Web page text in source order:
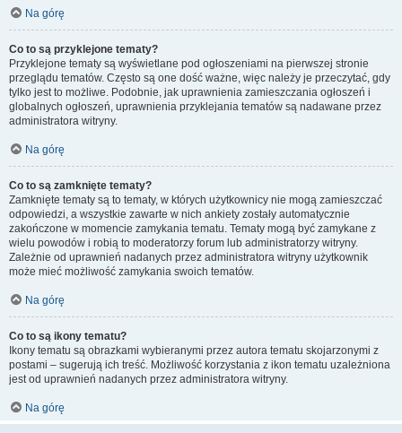
Na górę
Co to są przyklejone tematy?
Przyklejone tematy są wyświetlane pod ogłoszeniami na pierwszej stronie
przeglądu tematów. Często są one dość ważne, więc należy je przeczytać, gdy
tylko jest to możliwe. Podobnie, jak uprawnienia zamieszczania ogłoszeń i
globalnych ogłoszeń, uprawnienia przyklejania tematów są nadawane przez
administratora witryny.
Na górę
Co to są zamknięte tematy?
Zamknięte tematy są to tematy, w których użytkownicy nie mogą zamieszczać
odpowiedzi, a wszystkie zawarte w nich ankiety zostały automatycznie
zakończone w momencie zamykania tematu. Tematy mogą być zamykane z
wielu powodów i robią to moderatorzy forum lub administratorzy witryny.
Zależnie od uprawnień nadanych przez administratora witryny użytkownik
może mieć możliwość zamykania swoich tematów.
Na górę
Co to są ikony tematu?
Ikony tematu są obrazkami wybieranymi przez autora tematu skojarzonymi z
postami – sugerują ich treść. Możliwość korzystania z ikon tematu uzależniona
jest od uprawnień nadanych przez administratora witryny.
Na górę